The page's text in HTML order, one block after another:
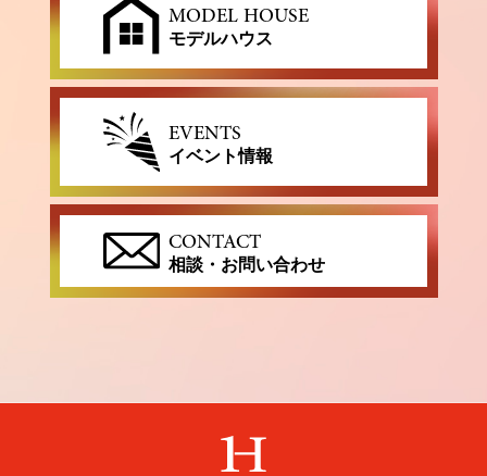
MODEL HOUSE
モデルハウス
EVENTS
イベント情報
CONTACT
相談・お問い合わせ